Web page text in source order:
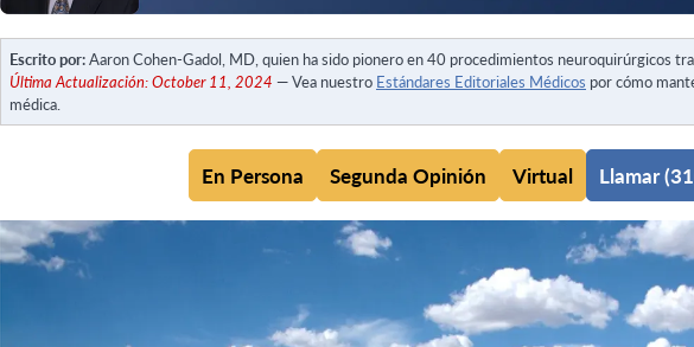
Escrito por:Aaron Cohen-Gadol, MD, quien ha sido pionero en 40 procedimientos neuroquirúrgicos
Última Actualización: October 11, 2024 — Vea nuestro Estándares Editoriales Médicos por cómo
médica.
En Persona Segunda Opinión Virtual Llamar